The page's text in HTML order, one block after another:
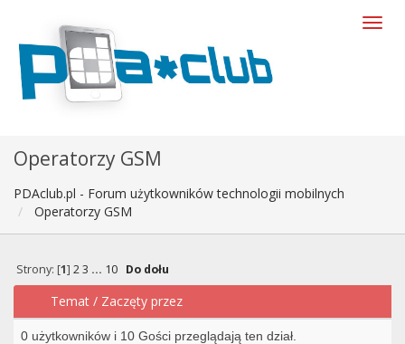
Operatorzy GSM
PDAclub.pl - Forum użytkowników technologii mobilnych
Operatorzy GSM
Strony: [1] 2 3 ... 10 Do dołu
Temat / Zaczęty przez
0 użytkowników i 10 Gości przeglądają ten dział.